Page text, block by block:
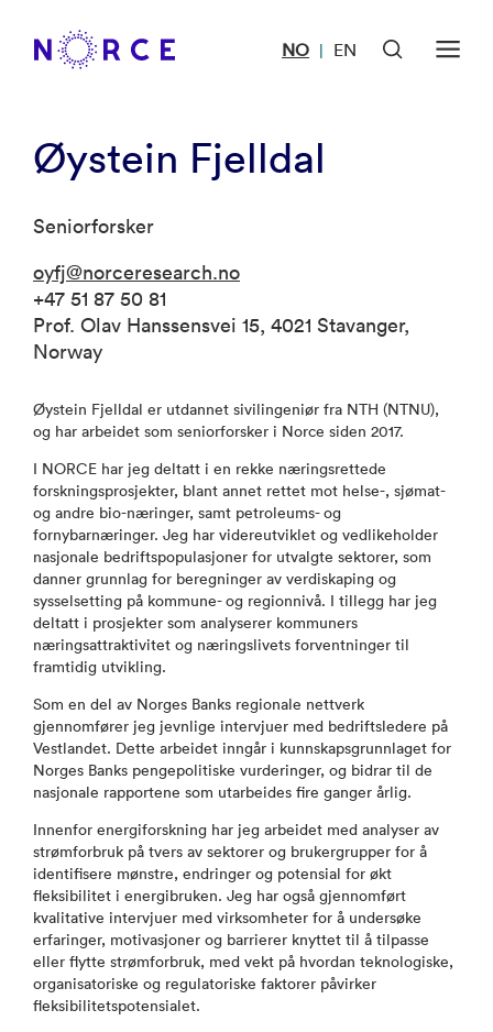
NO | EN
Øystein Fjelldal
Seniorforsker
oyfj@norceresearch.no
+47 51 87 50 81
Prof. Olav Hanssensvei 15, 4021 Stavanger,
Norway
Øystein Fjelldal er utdannet sivilingeniør fra NTH (NTNU),
og har arbeidet som seniorforsker i Norce siden 2017.
I NORCE har jeg deltatt i en rekke næringsrettede
forskningsprosjekter, blant annet rettet mot helse-, sjømat-
og andre bio-næringer, samt petroleums- og
fornybarnæringer. Jeg har videreutviklet og vedlikeholder
nasjonale bedriftspopulasjoner for utvalgte sektorer, som
danner grunnlag for beregninger av verdiskaping og
sysselsetting på kommune- og regionnivå. I tillegg har jeg
deltatt i prosjekter som analyserer kommuners
næringsattraktivitet og næringslivets forventninger til
framtidig utvikling.
Som en del av Norges Banks regionale nettverk
gjennomfører jeg jevnlige intervjuer med bedriftsledere på
Vestlandet. Dette arbeidet inngår i kunnskapsgrunnlaget for
Norges Banks pengepolitiske vurderinger, og bidrar til de
nasjonale rapportene som utarbeides fire ganger årlig.
Innenfor energiforskning har jeg arbeidet med analyser av
strømforbruk på tvers av sektorer og brukergrupper for å
identifisere mønstre, endringer og potensial for økt
fleksibilitet i energibruken. Jeg har også gjennomført
kvalitative intervjuer med virksomheter for å undersøke
erfaringer, motivasjoner og barrierer knyttet til å tilpasse
eller flytte strømforbruk, med vekt på hvordan teknologiske,
organisatoriske og regulatoriske faktorer påvirker
fleksibilitetspotensialet.